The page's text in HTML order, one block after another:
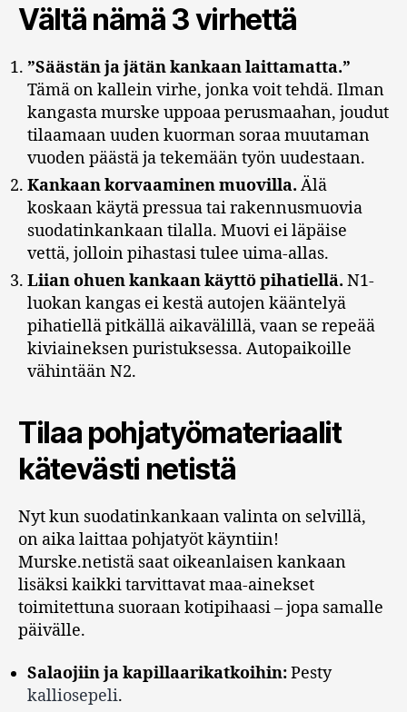
Vältä nämä 3 virhettä
”Säästän ja jätän kankaan laittamatta.”
Tämä on kallein virhe, jonka voit tehdä. Ilman
kangasta murske uppoaa perusmaahan, joudut
tilaamaan uuden kuorman soraa muutaman
vuoden päästä ja tekemään työn uudestaan.
Kankaan korvaaminen muovilla. Älä
koskaan käytä pressua tai rakennusmuovia
suodatinkankaan tilalla. Muovi ei läpäise
vettä, jolloin pihastasi tulee uima-allas.
Liian ohuen kankaan käyttö pihatiellä. N1-
luokan kangas ei kestä autojen kääntelyä
pihatiellä pitkällä aikavälillä, vaan se repeää
kiviaineksen puristuksessa. Autopaikoille
vähintään N2.
Tilaa pohjatyömateriaalit
kätevästi netistä
Nyt kun suodatinkankaan valinta on selvillä,
on aika laittaa pohjatyöt käyntiin!
Murske.netistä saat oikeanlaisen kankaan
lisäksi kaikki tarvittavat maa-ainekset
toimitettuna suoraan kotipihaasi – jopa samalle
päivälle.
Salaojiin ja kapillaarikatkoihin:Pesty
kalliosepeli.